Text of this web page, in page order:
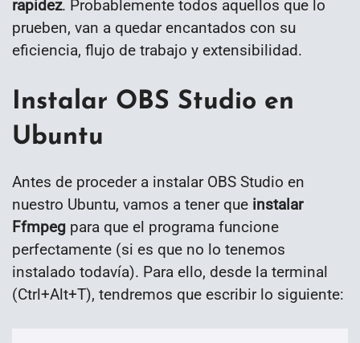
rapidez. Probablemente todos aquellos que lo
prueben, van a quedar encantados con su
eficiencia, flujo de trabajo y extensibilidad.
Instalar OBS Studio en
Ubuntu
Antes de proceder a instalar OBS Studio en
nuestro Ubuntu, vamos a tener que instalar
Ffmpeg para que el programa funcione
perfectamente (si es que no lo tenemos
instalado todavía). Para ello, desde la terminal
(Ctrl+Alt+T), tendremos que escribir lo siguiente: